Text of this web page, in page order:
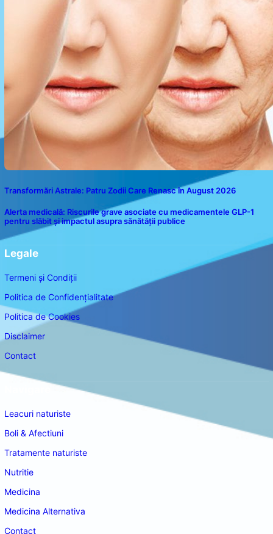
Transformări Astrale: Patru Zodii Care Renasc în August 2026
Alerta medicală: Riscurile grave asociate cu medicamentele GLP-1
pentru slăbit și impactul asupra sănătății publice
Legale
Termeni și Condiții
Politica de Confidențialitate
Politica de Cookies
Disclaimer
Contact
Leacuri naturiste
Boli & Afectiuni
Tratamente naturiste
Nutritie
Medicina
Medicina Alternativa
Contact